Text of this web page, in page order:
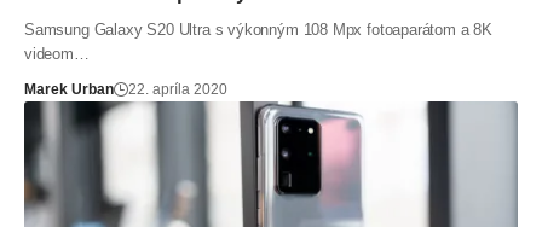
Samsung Galaxy S20 Ultra s výkonným 108 Mpx fotoaparátom a 8K
videom…
Marek Urban 22. apríla 2020